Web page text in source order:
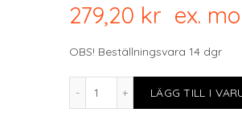
279,20 kr ex.
OBS! Beställningsvara 14 dgr
Menue Bord w chain &
LÄGG TILL I